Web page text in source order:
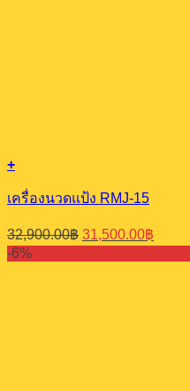
+
เครื่องนวดแป้ง RMJ-15
32,900.00฿ Original
price
was:
31,500.00฿
price
is:
-6%